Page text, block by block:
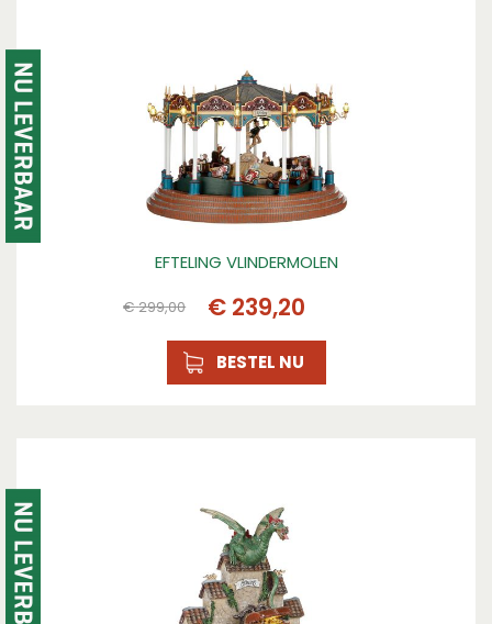
EFTELING VLINDERMOLEN
€299,00 € 239,20
BESTEL NU